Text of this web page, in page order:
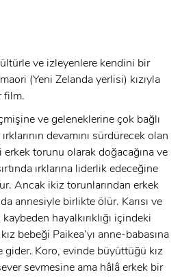
ve izleyenlere kendini bir
(Yeni Zelanda yerlisi) kızıyla
film.
ve geleneklerine çok bağlı
devamını sürdürecek olan
torunu olarak doğacağına ve
ırklarına liderlik edeceğine
Ancak ikiz torunlarından erkek
annesiyle birlikte ölür. Karısı ve
hayalkırıklığı içindeki
bebeği Paikea’yı anne-babasına
gider. Koro, evinde büyüttüğü kız
sevmesine ama hâlâ erkek bir